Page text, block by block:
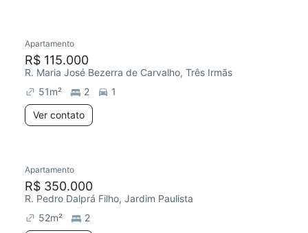
Apartamento
R$ 115.000
R. Maria José Bezerra de Carvalho, Três Irmãs
51m² 2
1
Ver contato
Apartamento
R$ 350.000
R. Pedro Dalprá Filho, Jardim Paulista
52m²
2